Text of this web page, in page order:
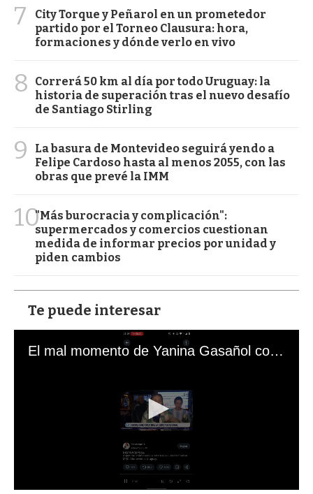
7
City Torque y Peñarol en un prometedor
partido por el Torneo Clausura: hora,
formaciones y dónde verlo en vivo
8
Correrá 50 km al día por todo Uruguay: la
historia de superación tras el nuevo desafío
de Santiago Stirling
9
La basura de Montevideo seguirá yendo a
Felipe Cardoso hasta al menos 2055, con las
obras que prevé la IMM
10"Más burocracia y complicación":
supermercados y comercios cuestionan
medida de informar precios por unidad y
piden cambios
Te puede interesar
El mal momento de Yanina Gasañol con un hincha argentino en "Subrayado"